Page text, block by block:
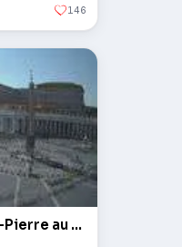
146
L'obélisque sur la Place Saint-Pierre au Vatican